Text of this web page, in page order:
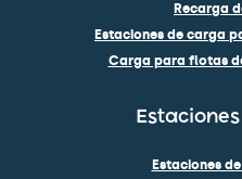
Recarga
Estaciones de carga
Carga para flotas
Estaciones